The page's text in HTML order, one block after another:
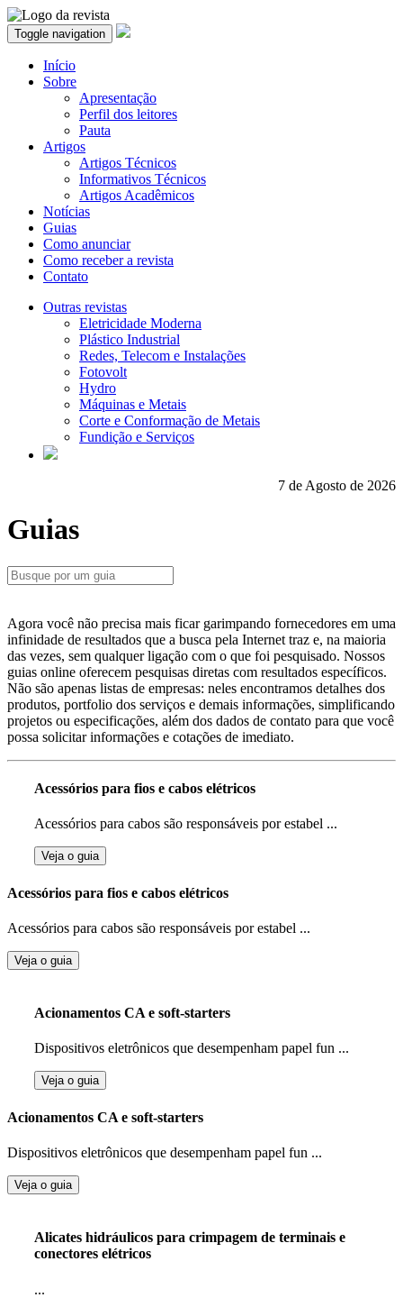
Toggle navigation
Início
Sobre
Apresentação
Perfil dos leitores
Pauta
Artigos
Artigos Técnicos
Informativos Técnicos
Artigos Acadêmicos
Notícias
Guias
Como anunciar
Como receber a revista
Contato
Outras revistas
Eletricidade Moderna
Plástico Industrial
Redes, Telecom e Instalações
Fotovolt
Hydro
Máquinas e Metais
Corte e Conformação de Metais
Fundição e Serviços
7 de Agosto de 2026
Guias
Agora você não precisa mais ficar garimpando fornecedores em uma
infinidade de resultados que a busca pela Internet traz e, na maioria
das vezes, sem qualquer ligação com o que foi pesquisado. Nossos
guias online oferecem pesquisas diretas com resultados específicos.
Não são apenas listas de empresas: neles encontramos detalhes dos
produtos, portfolio dos serviços e demais informações, simplificando
projetos ou especificações, além dos dados de contato para que você
possa solicitar informações e cotações de imediato.
Acessórios para fios e cabos elétricos
Acessórios para cabos são responsáveis por estabel ...
Veja o guia
Acessórios para fios e cabos elétricos
Acessórios para cabos são responsáveis por estabel ...
Veja o guia
Acionamentos CA e soft-starters
Dispositivos eletrônicos que desempenham papel fun ...
Veja o guia
Acionamentos CA e soft-starters
Dispositivos eletrônicos que desempenham papel fun ...
Veja o guia
Alicates hidráulicos para crimpagem de terminais e
conectores elétricos
...